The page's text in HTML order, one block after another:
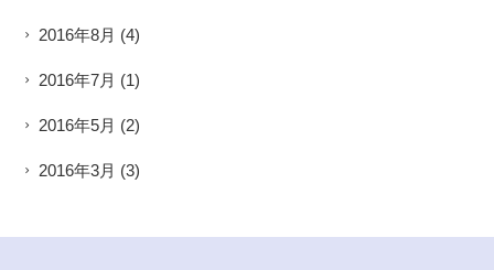
2016年8月 (4)
2016年7月 (1)
2016年5月 (2)
2016年3月 (3)